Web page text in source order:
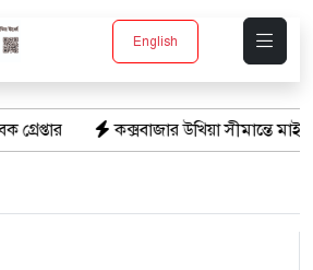
English
কক্সবাজার উখিয়া সীমান্তে মাইন বিস্ফোরণে